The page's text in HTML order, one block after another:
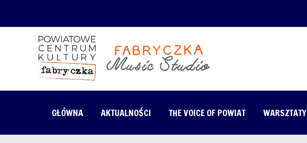
GŁÓWNA AKTUALNOŚCI THE VOICE OF POWIAT WARSZTATY